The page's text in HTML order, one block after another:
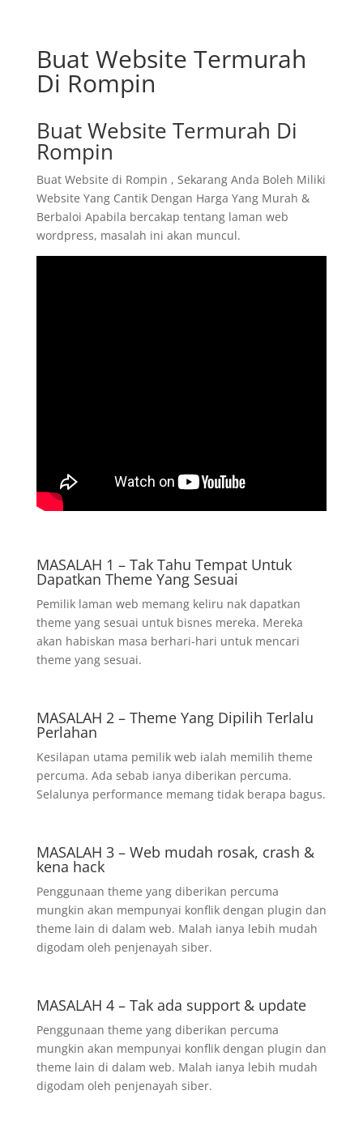
Buat Website Termurah
Di Rompin
Buat Website Termurah Di
Rompin
Buat Website di Rompin , Sekarang Anda Boleh Miliki
Website Yang Cantik Dengan Harga Yang Murah &
Berbaloi Apabila bercakap tentang laman web
wordpress, masalah ini akan muncul.
MASALAH 1 – Tak Tahu Tempat Untuk
Dapatkan Theme Yang Sesuai
Pemilik laman web memang keliru nak dapatkan
theme yang sesuai untuk bisnes mereka. Mereka
akan habiskan masa berhari-hari untuk mencari
theme yang sesuai.
MASALAH 2 – Theme Yang Dipilih Terlalu
Perlahan
Kesilapan utama pemilik web ialah memilih theme
percuma. Ada sebab ianya diberikan percuma.
Selalunya performance memang tidak berapa bagus.
MASALAH 3 – Web mudah rosak, crash &
kena hack
Penggunaan theme yang diberikan percuma
mungkin akan mempunyai konflik dengan plugin dan
theme lain di dalam web. Malah ianya lebih mudah
digodam oleh penjenayah siber.
MASALAH 4 – Tak ada support & update
Penggunaan theme yang diberikan percuma
mungkin akan mempunyai konflik dengan plugin dan
theme lain di dalam web. Malah ianya lebih mudah
digodam oleh penjenayah siber.